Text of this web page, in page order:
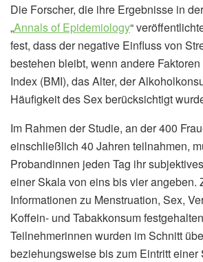
Die Forscher, die ihre Ergebnisse in
„Annals of Epidemiology“
fest, dass der negative Einfluss von
bestehen bleibt, wenn andere
Index (BMI), das Alter, der
Häufigkeit des Sex berücksichtigt
Im Rahmen der Studie, an der 400
einschließlich 40 Jahren teilnahmen,
Probandinnen jeden Tag ihr
einer Skala von eins bis vier angeben.
Informationen zu Menstruation, Sex,
Koffein- und Tabakkonsum
Teilnehmerinnen wurden im Schnitt
beziehungsweise bis zum Eintritt einer